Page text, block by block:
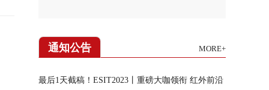
通知公告 MORE+
最后1天截稿！ESIT2023丨重磅大咖领衔 红外前沿